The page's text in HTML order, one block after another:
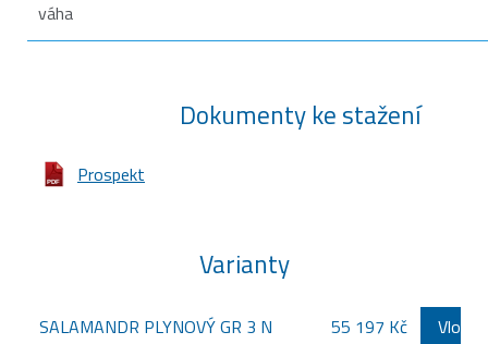
váha
Dokumenty ke stažení
Prospekt
Varianty
SALAMANDR PLYNOVÝ GR 3 N 55 197 Kč Vložit